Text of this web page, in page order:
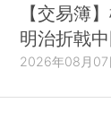
【交易簿
明治折戟
2026年08月07